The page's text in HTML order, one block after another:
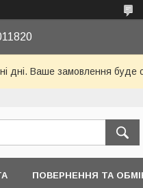
дні. Ваше замовлення
ПОВЕРНЕННЯ ТА